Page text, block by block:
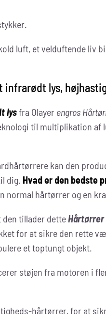
luft, et velduftende liv
lys,
lysfra Olayer engros
til multiplikation
kan den
dig. Hvad er den bedste
normal hårtørrer og en
tillader detteHårtørrer
for at sikre den rette
et toptungt objekt.
støjen fra motoren i
hårtørrer, for at